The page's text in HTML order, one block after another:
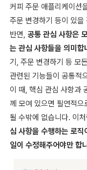
커피 주문 애플리케이션
주문 변경하기 등이 있을
반면, 공통 관심 사항은
는 관심 사항들을 의미합
기, 주문 변경하기 등 모
관련된 기능들이 공통적
이 때, 핵심 관심 사항과
께 모여 있으면 필연적으
될 수밖에 없습니다. 이
심 사항을 수행하는 로
일이 수정해주어야만 합